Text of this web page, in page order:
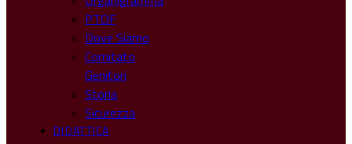
PTOF
Dove Siamo
Comitato
Genitori
Storia
Sicurezza
DIDATTICA